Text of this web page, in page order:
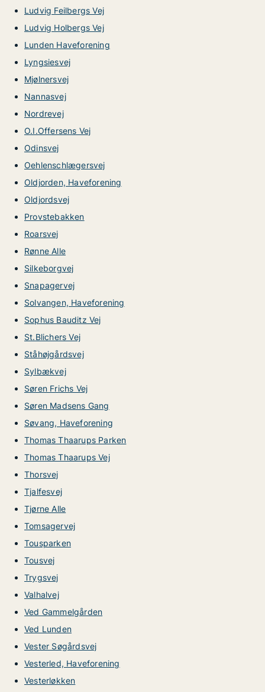
Ludvig Feilbergs Vej
Ludvig Holbergs Vej
Lunden Haveforening
Lyngsiesvej
Mjølnersvej
Nannasvej
Nordrevej
O.I.Offersens Vej
Odinsvej
Oehlenschlægersvej
Oldjorden, Haveforening
Oldjordsvej
Provstebakken
Roarsvej
Rønne Alle
Silkeborgvej
Snapagervej
Solvangen, Haveforening
Sophus Bauditz Vej
St.Blichers Vej
Ståhøjgårdsvej
Sylbækvej
Søren Frichs Vej
Søren Madsens Gang
Søvang, Haveforening
Thomas Thaarups Parken
Thomas Thaarups Vej
Thorsvej
Tjalfesvej
Tjørne Alle
Tomsagervej
Tousparken
Tousvej
Trygsvej
Valhalvej
Ved Gammelgården
Ved Lunden
Vester Søgårdsvej
Vesterled, Haveforening
Vesterløkken